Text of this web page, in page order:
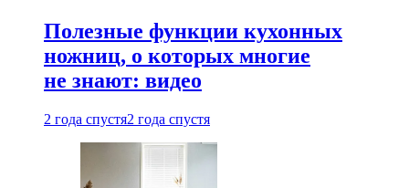
Полезные функции кухонных
ножниц, о которых многие
не знают: видео
2 года спустя2 года спустя